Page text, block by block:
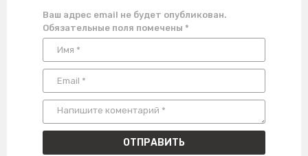
Ваш адрес email не будет опубликован.
Обязательные поля помечены *